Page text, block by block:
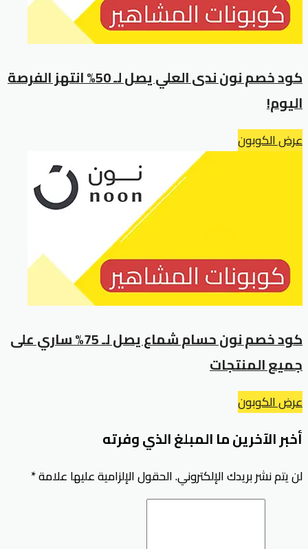
كود خصم نون ندى العلي يصل لـ 50% انتهز الفرصة
اليوم!
عرض الكوبون
كود خصم نون حسام شماع يصل لـ 75% ساري على
جميع المنتجات
عرض الكوبون
أخبر الآخرين ما المبلغ الذي وفرته
لن يتم نشر بريدك الإلكتروني.الحقول الإلزامية عليها علامة*